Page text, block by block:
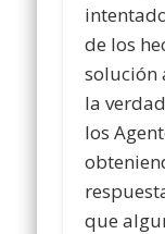
de los
solución
la
los
que